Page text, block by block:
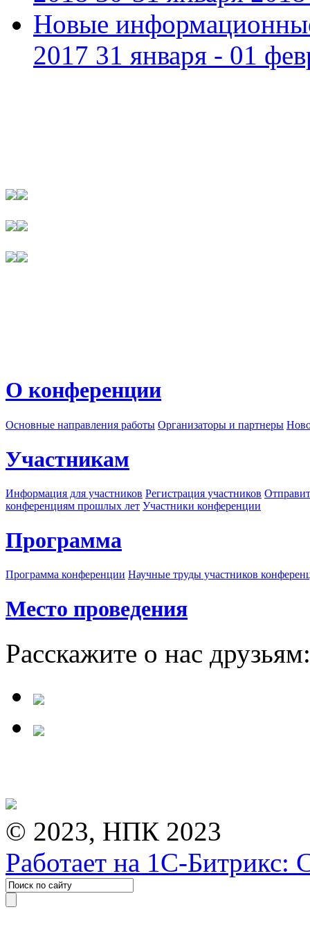
Новые
2017 31 января - 01
О конференции
Основные направления работы Организаторы и партнеры
Участникам
Информация для участников Регистрация участников
конференциям прошлых лет Участники конференции
Программа
Программа конференции Научные труды участников
Место проведения
Расскажите о нас друзьям:
© 2023, НПК 2023
Работает на 1С-Битрикс: